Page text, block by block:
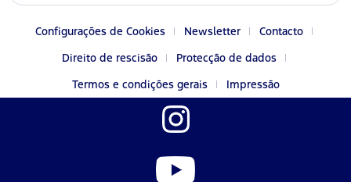
Configurações de Cookies Newsletter
Contacto
Direito de rescisão
Protecção de dados
Termos e condições gerais
Impressão